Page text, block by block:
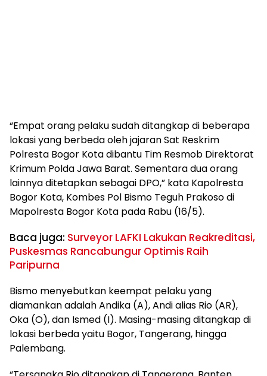
“Empat orang pelaku sudah ditangkap di beberapa
lokasi yang berbeda oleh jajaran Sat Reskrim
Polresta Bogor Kota dibantu Tim Resmob Direktorat
Krimum Polda Jawa Barat. Sementara dua orang
lainnya ditetapkan sebagai DPO,” kata Kapolresta
Bogor Kota, Kombes Pol Bismo Teguh Prakoso di
Mapolresta Bogor Kota pada Rabu (16/5).
Baca juga: Surveyor LAFKI Lakukan Reakreditasi,
Puskesmas Rancabungur Optimis Raih
Paripurna
Bismo menyebutkan keempat pelaku yang
diamankan adalah Andika (A), Andi alias Rio (AR),
Oka (O), dan Ismed (I). Masing-masing ditangkap di
lokasi berbeda yaitu Bogor, Tangerang, hingga
Palembang.